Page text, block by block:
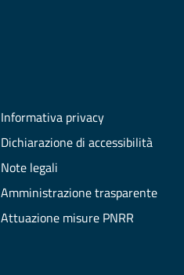
Informativa privacy
Dichiarazione di accessibilità
Note legali
Amministrazione trasparente
Attuazione misure PNRR